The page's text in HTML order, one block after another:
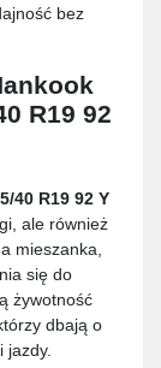
bez
R19 92
40 R19 92 Y
ale również
mieszanka,
się do
żywotność
dbają o
jazdy.